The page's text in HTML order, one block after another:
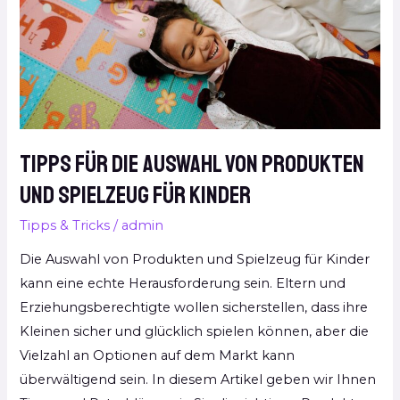
Tipps für die Auswahl von Produkten
und Spielzeug für Kinder
Tipps & Tricks / admin
Die Auswahl von Produkten und Spielzeug für Kinder
kann eine echte Herausforderung sein. Eltern und
Erziehungsberechtigte wollen sicherstellen, dass ihre
Kleinen sicher und glücklich spielen können, aber die
Vielzahl an Optionen auf dem Markt kann
überwältigend sein. In diesem Artikel geben wir Ihnen
Produkten
und
Spielzeug
für
Kinder